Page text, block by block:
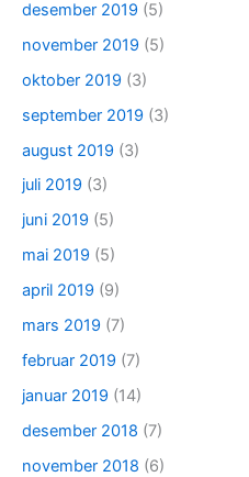
desember 2019 (5)
november 2019 (5)
oktober 2019 (3)
september 2019 (3)
august 2019 (3)
juli 2019 (3)
juni 2019 (5)
mai 2019 (5)
april 2019 (9)
mars 2019 (7)
februar 2019 (7)
januar 2019 (14)
desember 2018 (7)
november 2018 (6)